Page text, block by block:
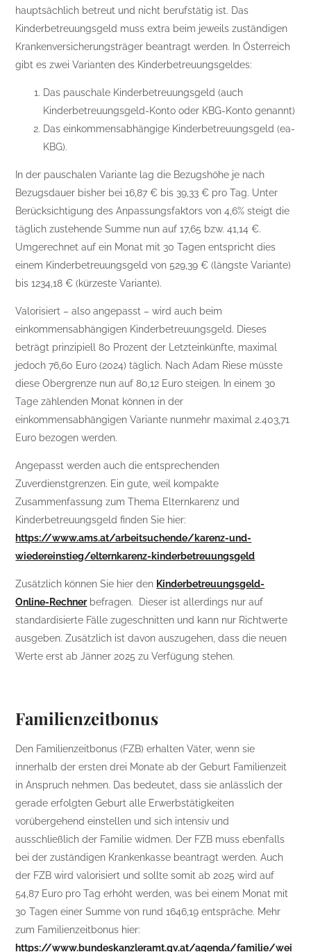
hauptsächlich betreut und nicht berufstätig ist. Das
Kinderbetreuungsgeld muss extra beim jeweils zuständigen
Krankenversicherungsträger beantragt werden. In Österreich
gibt es zwei Varianten des Kinderbetreuungsgeldes:
Das pauschale Kinderbetreuungsgeld (auch
Kinderbetreuungsgeld-Konto oder KBG-Konto genannt)
Das einkommensabhängige Kinderbetreuungsgeld (ea-
KBG).
In der pauschalen Variante lag die Bezugshöhe je nach
Bezugsdauer bisher bei 16,87 € bis 39,33 € pro Tag. Unter
Berücksichtigung des Anpassungsfaktors von 4,6% steigt die
täglich zustehende Summe nun auf 17,65 bzw. 41,14 €.
Umgerechnet auf ein Monat mit 30 Tagen entspricht dies
einem Kinderbetreuungsgeld von 529,39 € (längste Variante)
bis 1234,18 € (kürzeste Variante).
Valorisiert – also angepasst – wird auch beim
einkommensabhängigen Kinderbetreuungsgeld. Dieses
beträgt prinzipiell 80 Prozent der Letzteinkünfte, maximal
jedoch 76,60 Euro (2024) täglich. Nach Adam Riese müsste
diese Obergrenze nun auf 80,12 Euro steigen. In einem 30
Tage zählenden Monat können in der
einkommensabhängigen Variante nunmehr maximal 2.403,71
Euro bezogen werden.
Angepasst werden auch die entsprechenden
Zuverdienstgrenzen. Ein gute, weil kompakte
Zusammenfassung zum Thema Elternkarenz und
Kinderbetreuungsgeld finden Sie hier:
https://www.ams.at/arbeitsuchende/karenz-und-
wiedereinstieg/elternkarenz-kinderbetreuungsgeld
Zusätzlich können Sie hier den Kinderbetreuungsgeld-
Online-Rechnerbefragen. Dieser ist allerdings nur auf
standardisierte Fälle zugeschnitten und kann nur Richtwerte
ausgeben. Zusätzlich ist davon auszugehen, dass die neuen
Werte erst ab Jänner 2025 zu Verfügung stehen.
Familienzeitbonus
Den Familienzeitbonus (FZB) erhalten Väter, wenn sie
innerhalb der ersten drei Monate ab der Geburt Familienzeit
in Anspruch nehmen. Das bedeutet, dass sie anlässlich der
gerade erfolgten Geburt alle Erwerbstätigkeiten
vorübergehend einstellen und sich intensiv und
ausschließlich der Familie widmen. Der FZB muss ebenfalls
bei der zuständigen Krankenkasse beantragt werden. Auch
der FZB wird valorisiert und sollte somit ab 2025 wird auf
54,87 Euro pro Tag erhöht werden, was bei einem Monat mit
30 Tagen einer Summe von rund 1646,19 entspräche. Mehr
zum Familienzeitbonus hier:
https://www.bundeskanzleramt.gv.at/agenda/familie/wei